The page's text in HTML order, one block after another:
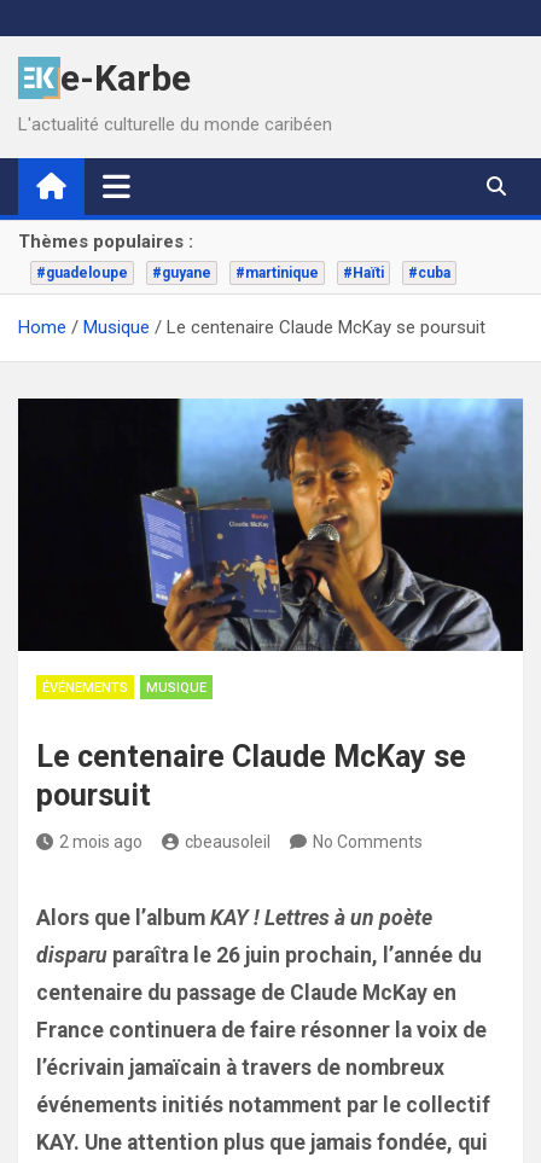
to
contente-Karbe
L'actualité culturelle du monde caribéen
Thèmes populaires :
#guadeloupe #guyane #martinique #Haïti #cuba
Home Musique Le centenaire Claude McKay se poursuit
ÉVÉNEMENTS MUSIQUE
Le centenaire Claude McKay se
poursuit
2 mois ago cbeausoleil No Comments
Alors que l’album KAY ! Lettres à un poète
disparu paraîtra le 26 juin prochain, l’année du
centenaire du passage de Claude McKay en
France continuera de faire résonner la voix de
l’écrivain jamaïcain à travers de nombreux
événements initiés notamment par le collectif
KAY. Une attention plus que jamais fondée, qui